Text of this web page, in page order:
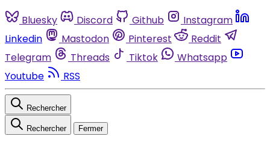
Bluesky Discord Github
Instagram
Linkedin
Mastodon Pinterest
Reddit
Telegram
Threads Tiktok
Whatsapp
Youtube
RSS
Rechercher
Rechercher Fermer